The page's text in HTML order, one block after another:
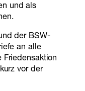
und als
der BSW-
an alle
Friedensaktion
vor der